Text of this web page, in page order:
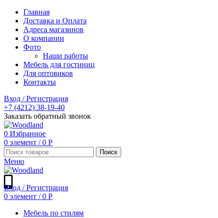
Главная
Доставка и Оплата
Адреса магазинов
О компании
Фото
Наши работы
Мебель для гостиниц
Для оптовиков
Контакты
Вход / Регистрация
+7 (4212) 38-19-40
Заказать обратный звонок
0 Избранное
0 элемент / 0 Р
Поиск
Меню
Вход / Регистрация
0 элемент / 0 Р
Мебель по стилям